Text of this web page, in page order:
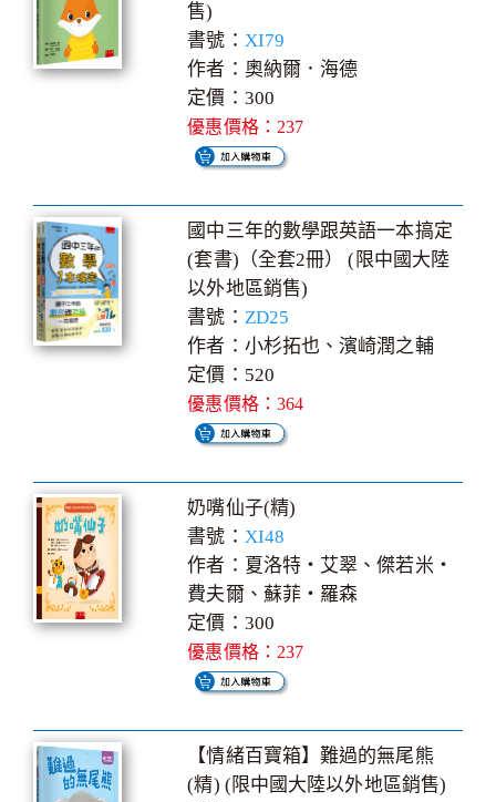
售)
書號： XI79
作者：奧納爾．海德
定價：300
優惠價格：237
國中三年的數學跟英語一本搞定
(套書)（全套2冊） (限中國大陸
以外地區銷售)
書號： ZD25
作者：小杉拓也、濱崎潤之輔
定價：520
優惠價格：364
奶嘴仙子(精)
書號： XI48
作者：夏洛特‧艾翠、傑若米‧
費夫爾、蘇菲‧羅森
定價：300
優惠價格：237
【情緒百寶箱】難過的無尾熊
(精) (限中國大陸以外地區銷售)